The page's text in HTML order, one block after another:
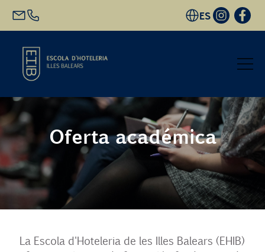
ES
Inicio
Oferta académica
Futuro alumnado
Oferta académica
La Escola d'Hoteleria de les Illes Balears (EHIB)